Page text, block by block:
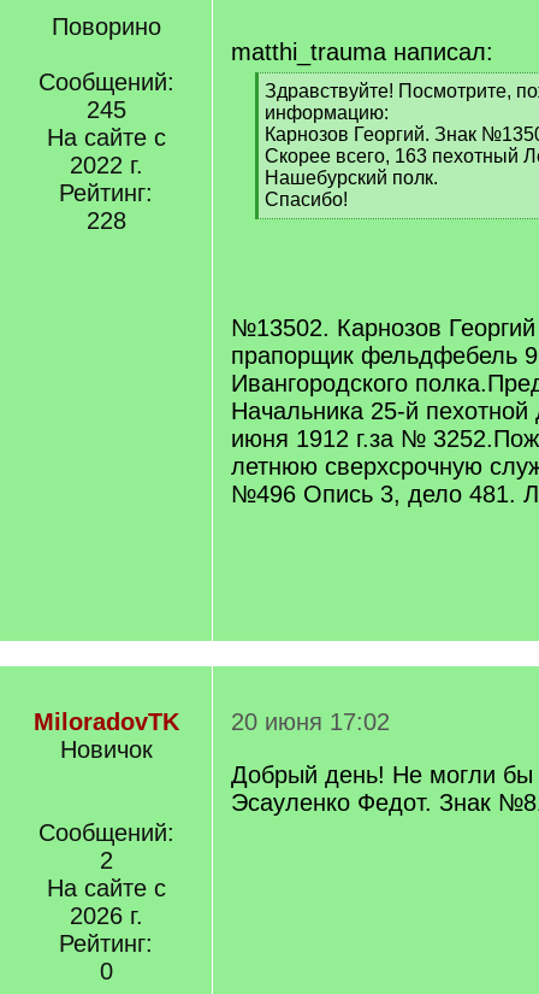
Поворино
Сообщений:
245
На сайте с
2022 г.
Рейтинг:
228
matthi_trauma написал:
[
q
]
Здравствуйте! Посмотрите,
информацию:
Карнозов Георгий. Знак
Скорее всего, 163 пехотный
Нашебурский полк.
Спасибо!
[
№13502. Карнозов
прапорщик фельдфебель
Ивангородского
Начальника 25-й пехотной
июня 1912 г.за №
летнюю сверхсрочную
№496 Опись 3, дело 481.
MiloradovTK
Новичок
Сообщений:
2
На сайте с
2026 г.
Рейтинг:
0
20 июня 17:02
Добрый день! Не могли бы
Эсауленко Федот. Знак